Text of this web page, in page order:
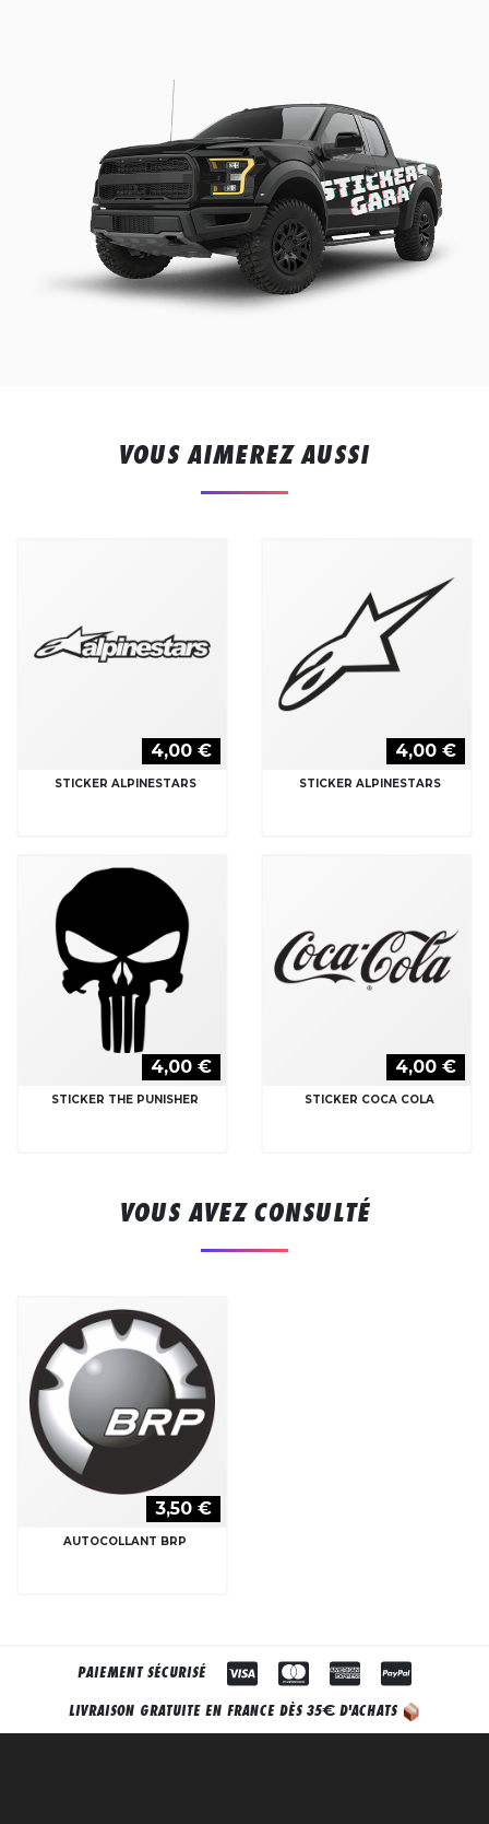
VOUS AIMEREZ AUSSI
4,00 €
STICKER ALPINESTARS
4,00 €
STICKER ALPINESTARS
4,00 €
STICKER THE PUNISHER
4,00 €
STICKER COCA COLA
VOUS AVEZ CONSULTÉ
3,50 €
AUTOCOLLANT BRP
PAIEMENT SÉCURISÉ
LIVRAISON GRATUITE EN FRANCE DÈS 35€ D'ACHATS